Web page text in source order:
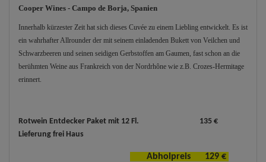
Cooper Wines - Campo de Borja, Spanien
Innerhalb kürzester Zeit hat sich dieses Cuvée zu einem Liebling entwickelt. Es ist
ein wahrhafter Allrounder der mit seinem einladenden Bukett von Veilchen und
Schwarzbeeren und seinen seidigen Gerbstoffen am Gaumen, fast schon an die
berühmten Weine aus Frankreich von der Nordrhône wie z.B. Crozes-Hermitage
erinnert.
Rotwein Entdecker Paket mit 12 Fl. 135 €
Lieferung frei Haus
Abholpreis 129 €